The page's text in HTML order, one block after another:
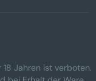
Jahren ist verboten.